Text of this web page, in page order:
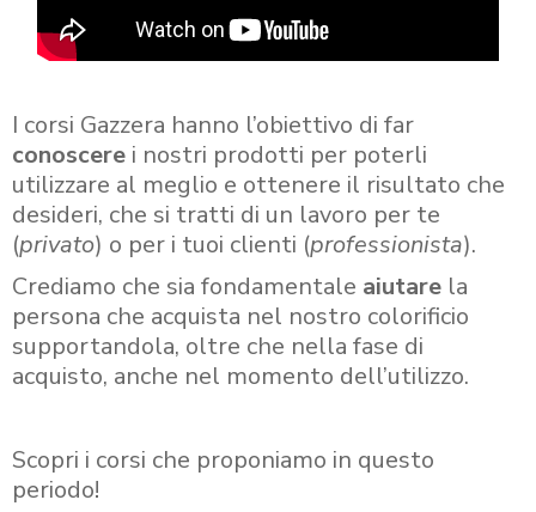
I corsi Gazzera hanno l’obiettivo di far
conoscere i nostri prodotti per poterli
utilizzare al meglio e ottenere il risultato che
desideri, che si tratti di un lavoro per te
(privato) o per i tuoi clienti (professionista).
Crediamo che sia fondamentale aiutare la
persona che acquista nel nostro colorificio
supportandola, oltre che nella fase di
acquisto, anche nel momento dell’utilizzo.
Scopri i corsi che proponiamo in questo
periodo!